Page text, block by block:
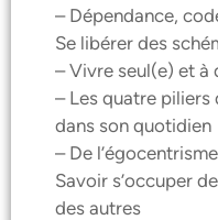
– Dépendance,
Se libérer des
– Vivre seul(e) et à
– Les quatre piliers
dans son quotidien
– De
Savoir s’occuper
des autres